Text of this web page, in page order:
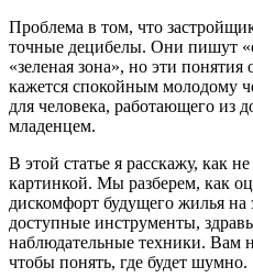
Проблема в том, что
точные децибелы. Они пишут
«зеленая зона», но эти
кажется спокойным молодому
для человека, работающего из
младенцем.
В этой статье я расскажу, как
картинкой. Мы разберем, как
дискомфорт будущего жилья на
доступные инструменты,
наблюдательные техники. Вам
чтобы понять, где будет шумно.